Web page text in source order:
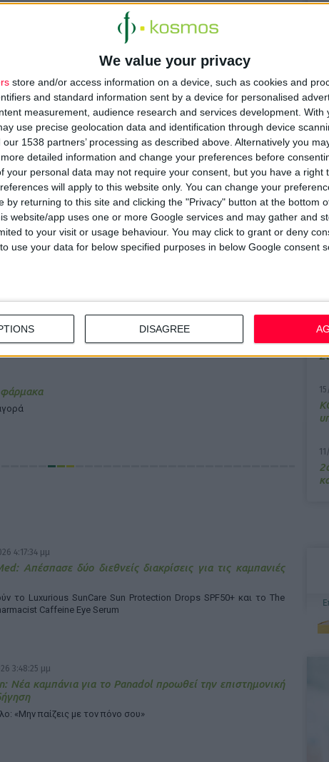
We value your privacy
store and/or access information on a device, such as cookies and
and standard information sent by a device for personalised
measurement, audience research and services development. With
use precise geolocation data and identification through device
1538 partners’ processing as described above. Alternatively you
detailed information and change your preferences before
your personal data may not require your consent, but you have a right
will apply to this website only. You can change your
by returning to this site and clicking the "Privacy" button at the bottom
website/app uses one or more Google services and may gather and
to your visit or usage behaviour. You may click to grant or deny
use your data for below specified purposes in below Google consent
DISAGREE
με πραγματικά βίντεο ασθενών και ενημέρωση για τα
παιδικής ηλικίας. Οι φυσικοθεραπευτές μπορούν να έχουν
ασθενούς, μέσω της πύλης
στον ατομικό λογαριασμό τους χρησιμοποιώντας
τους, αφού εισέλθουν στην εφαρμογή.
και τους φροντιστές είναι δυνατή μέσα από το Google
τους να έχουν πρόσβαση στο εξατομικευμένο τους
και της
κοινωνικής
φάρμακα
4:17:34 μμ
Απέσπασε δύο διεθνείς διακρίσεις για τις καμπανιές
το Luxurious SunCare Sun Protection Drops SPF50+ και το The
Caffeine Eye Serum
3:48:25 μμ
Νέα καμπάνια για το Panadol προωθεί την επιστημονική
«Μην παίζεις με τον πόνο σου»